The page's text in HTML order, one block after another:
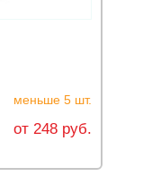
меньше 5 шт.
от 248 руб.